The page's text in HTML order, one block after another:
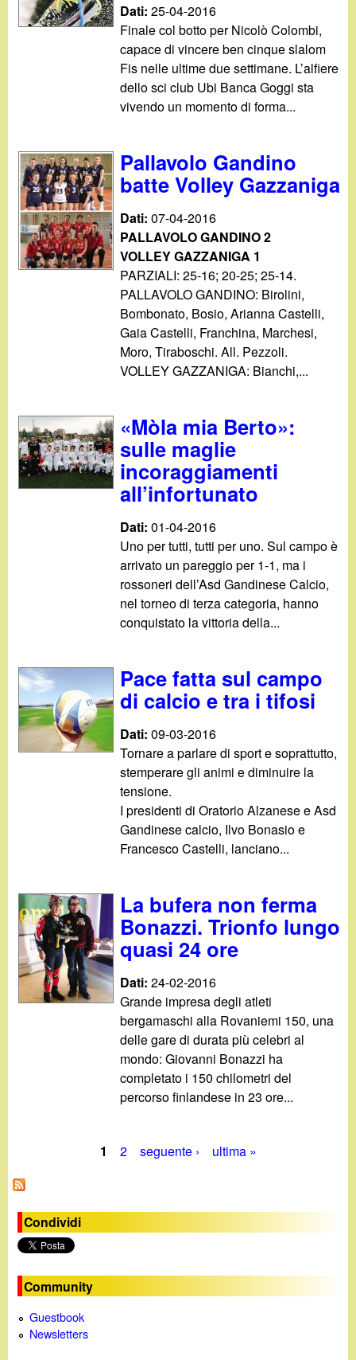
Dati:25-04-2016
Finale col botto per Nicolò Colombi,
capace di vincere ben cinque slalom
Fis nelle ultime due settimane. L’alfiere
dello sci club Ubi Banca Goggi sta
vivendo un momento di forma...
Pallavolo Gandino
batte Volley Gazzaniga
Dati:07-04-2016
PALLAVOLO GANDINO 2
VOLLEY GAZZANIGA 1
PARZIALI: 25-16; 20-25; 25-14.
PALLAVOLO GANDINO: Birolini,
Bombonato, Bosio, Arianna Castelli,
Gaia Castelli, Franchina, Marchesi,
Moro, Tiraboschi. All. Pezzoli.
VOLLEY GAZZANIGA: Bianchi,...
«Mòla mia Berto»:
sulle maglie
incoraggiamenti
all’infortunato
Dati:01-04-2016
Uno per tutti, tutti per uno. Sul campo è
arrivato un pareggio per 1-1, ma i
rossoneri dell’Asd Gandinese Calcio,
nel torneo di terza categoria, hanno
conquistato la vittoria della...
Pace fatta sul campo
di calcio e tra i tifosi
Dati:09-03-2016
Tornare a parlare di sport e soprattutto,
stemperare gli animi e diminuire la
tensione.
I presidenti di Oratorio Alzanese e Asd
Gandinese calcio, Ilvo Bonasio e
Francesco Castelli, lanciano...
La bufera non ferma
Bonazzi. Trionfo lungo
quasi 24 ore
Dati:24-02-2016
Grande impresa degli atleti
bergamaschi alla Rovaniemi 150, una
delle gare di durata più celebri al
mondo: Giovanni Bonazzi ha
completato i 150 chilometri del
percorso finlandese in 23 ore...
P
g
n
e
1 2 seguente › ultima »
Condividi
Community
Guestbook
Newsletters